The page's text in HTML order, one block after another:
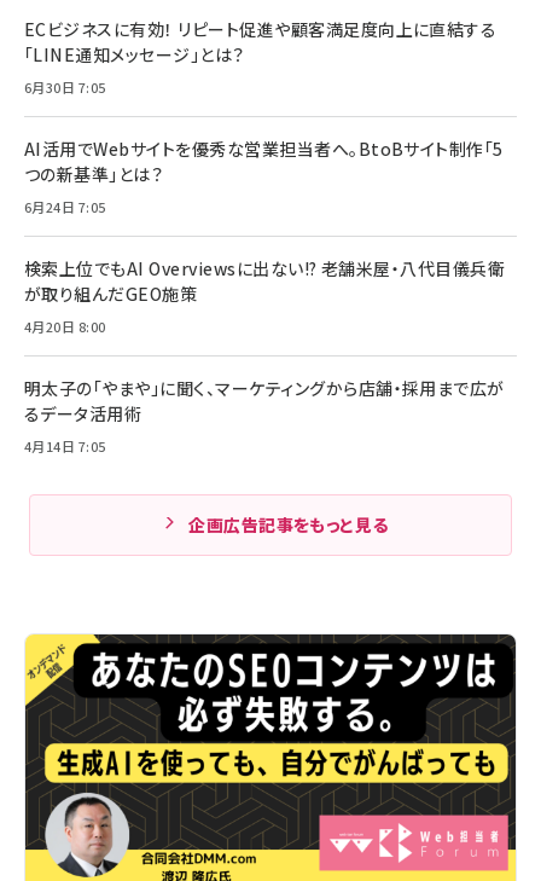
ECビジネスに有効！ リピート促進や顧客満足度向上に直結する
「LINE通知メッセージ」とは？
6月30日 7:05
AI活用でWebサイトを優秀な営業担当者へ。BtoBサイト制作「5
つの新基準」とは？
6月24日 7:05
検索上位でもAI Overviewsに出ない!? 老舗米屋・八代目儀兵衛
が取り組んだGEO施策
4月20日 8:00
明太子の「やまや」に聞く、マーケティングから店舗・採用まで広が
るデータ活用術
4月14日 7:05
企画広告記事をもっと見る